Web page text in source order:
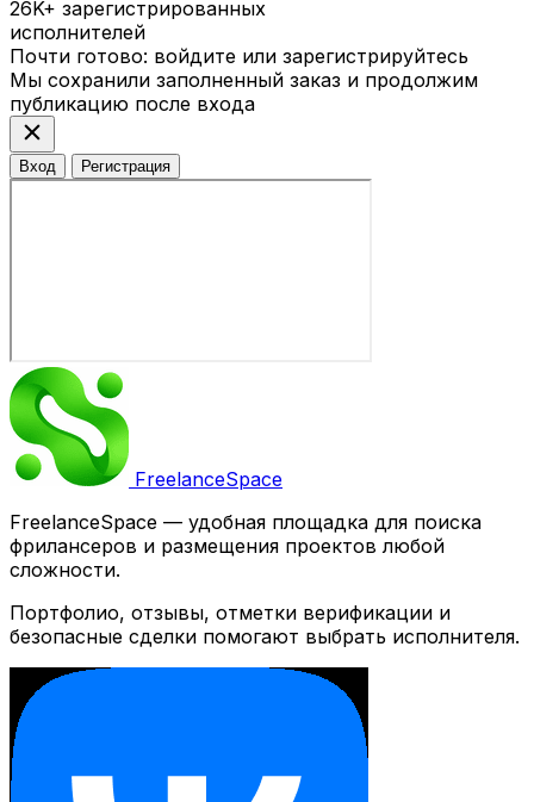
26K+ зарегистрированных
исполнителей
Почти готово: войдите или зарегистрируйтесь
Мы сохранили заполненный заказ и продолжим
публикацию после входа
close
Вход Регистрация
FreelanceSpace
FreelanceSpace — удобная площадка для поиска
фрилансеров и размещения проектов любой
сложности.
Портфолио, отзывы, отметки верификации и
безопасные сделки помогают выбрать исполнителя.